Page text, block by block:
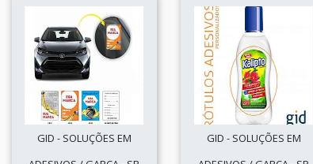
GID - SOLUÇÕES EM
GID - SOLUÇÕES EM